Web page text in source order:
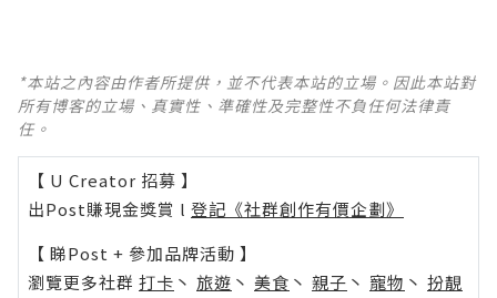
*本站之內容由作者所提供，並不代表本站的立場。因此本站對
所有博客的立場、真實性、準確性及完整性不負任何法律責
任。
【 U Creator 招募 】
出Post賺現金獎賞 l 登記《社群創作有價企劃》
【 睇Post + 參加品牌活動 】
瀏覽更多社群 打卡 丶 旅遊 丶 美食 丶 親子 丶 寵物 丶 扮靚